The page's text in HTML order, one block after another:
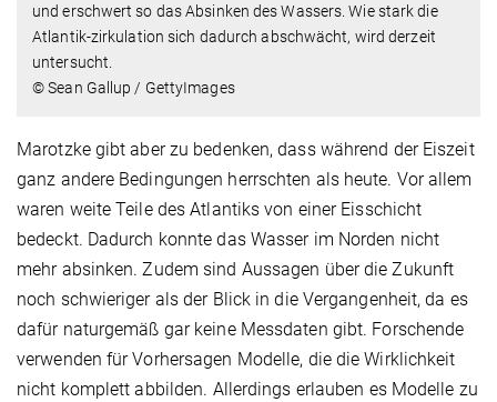
und erschwert so das Absinken des Wassers. Wie stark die
Atlantik-zirkulation sich dadurch abschwächt, wird derzeit
untersucht.
© Sean Gallup / GettyImages
Marotzke gibt aber zu bedenken, dass während der Eiszeit
ganz andere Bedingungen herrschten als heute. Vor allem
waren weite Teile des Atlantiks von einer Eisschicht
bedeckt. Dadurch konnte das Wasser im Norden nicht
mehr absinken. Zudem sind Aussagen über die Zukunft
noch schwieriger als der Blick in die Vergangenheit, da es
dafür naturgemäß gar keine Messdaten gibt. Forschende
verwenden für Vorhersagen Modelle, die die Wirklichkeit
nicht komplett abbilden. Allerdings erlauben es Modelle zu